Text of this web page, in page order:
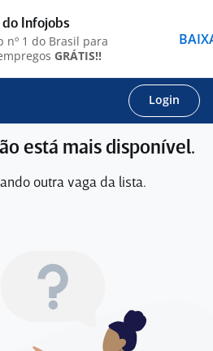
Login
está mais disponível.
outra vaga da lista.
Infojobs
nº 1 do Brasil para
GRÁTIS!!